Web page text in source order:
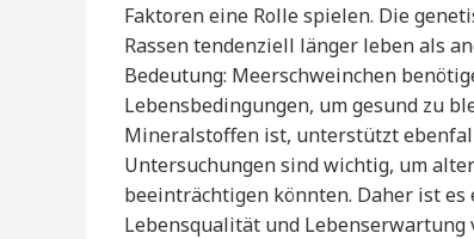
Faktoren eine Rolle spielen. Die
Rassen tendenziell länger leben als
Bedeutung: Meerschweinchen
Lebensbedingungen, um gesund zu
Mineralstoffen ist, unterstützt
Untersuchungen sind wichtig, um
beeinträchtigen könnten. Daher ist
Lebensqualität und Lebenserwartung